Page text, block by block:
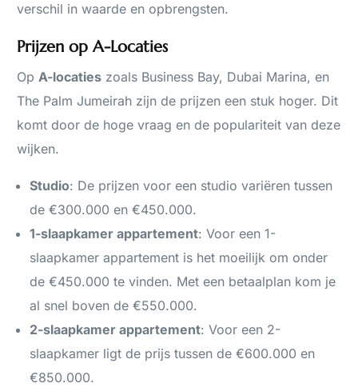
verschil in waarde en opbrengsten.
Prijzen op A-Locaties
OpA-locaties zoals Business Bay, Dubai Marina, en
The Palm Jumeirah zijn de prijzen een stuk hoger. Dit
komt door de hoge vraag en de populariteit van deze
wijken.
Studio: De prijzen voor een studio variëren tussen
de €300.000 en €450.000.
1-slaapkamer appartement: Voor een 1-
slaapkamer appartement is het moeilijk om onder
de €450.000 te vinden. Met een betaalplan kom je
al snel boven de €550.000.
2-slaapkamer appartement: Voor een 2-
slaapkamer ligt de prijs tussen de €600.000 en
€850.000.